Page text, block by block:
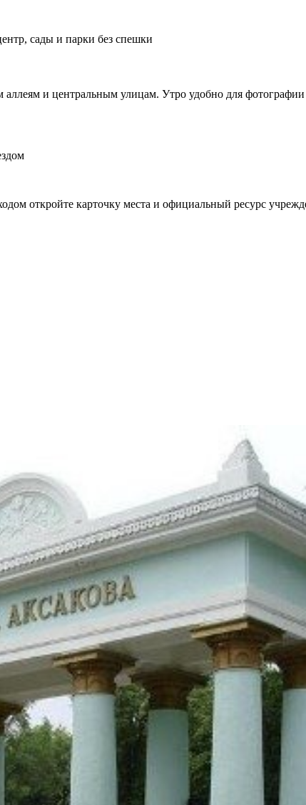
сады и парки без спешки
и центральным улицам. Утро удобно для
откройте карточку места и официальный ресурс